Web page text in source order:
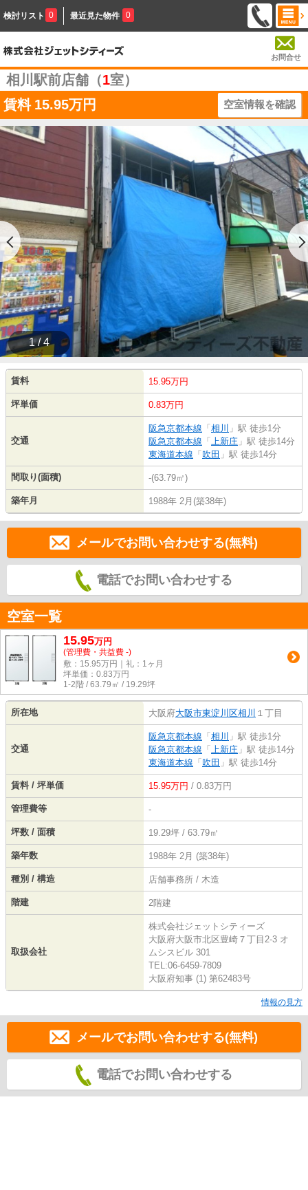
検討リスト 0 最近見た物件 0
お問合せ
相川駅前店舗（1室）
賃料 15.95万円 空室情報を確認
1 / 4
賃料 15.95万円
坪単価 0.83万円
交通
阪急京都本線 「 相川 」駅 徒歩1分
阪急京都本線 「 上新庄 」駅 徒歩14分
東海道本線 「 吹田 」駅 徒歩14分
間取り(面積) -(63.79㎡)
築年月 1988年 2月(築38年)
メールでお問い合わせする(無料)
電話でお問い合わせする
空室一覧
15.95万円
(管理費・共益費 -)
敷：15.95万円｜礼：1ヶ月
坪単価： 0.83万円
1-2階 / 63.79㎡ / 19.29坪
所在地 大阪府大阪市東淀川区相川 １丁目
交通
阪急京都本線 「 相川 」駅 徒歩1分
阪急京都本線 「 上新庄 」駅 徒歩14分
東海道本線 「 吹田 」駅 徒歩14分
賃料 / 坪単価 15.95万円 / 0.83万円
管理費等 -
坪数 / 面積 19.29坪 / 63.79㎡
築年数 1988年 2月 (築38年)
種別 / 構造 店舗事務所 / 木造
階建 2階建
取扱会社
株式会社ジェットシティーズ
大阪府大阪市北区豊崎７丁目2-3 オ
ムシスビル 301
TEL:06-6459-7809
大阪府知事 (1) 第62483号
情報の見方
メールでお問い合わせする(無料)
電話でお問い合わせする